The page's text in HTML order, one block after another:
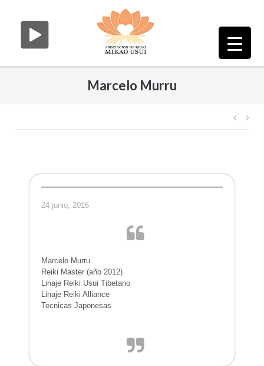
contenido
Marcelo Murru
24 junio, 2016
Marcelo Murru
Reiki Master (año 2012)
Linaje Reiki Usui Tibetano
Linaje Reiki Alliance
Tecnicas Japonesas